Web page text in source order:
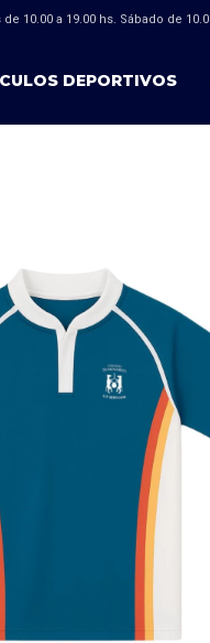
DEPORTIVOS
10.00 a 19.00 hs. Sábado de